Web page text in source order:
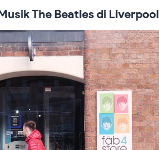
The Beatles di Liverpool